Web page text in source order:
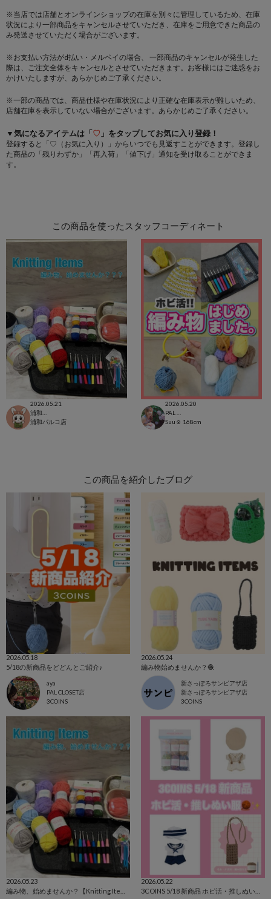
※当店では店舗とオンラインショップの在庫を別々に管理しているため、在庫
状況により一部商品をキャンセルさせていただき、在庫をご用意できた商品の
み発送させていただく場合がございます。
※お支払い方法がd払い・メルペイの場合、 一部商品のキャンセルが発生した
際は、ご注文全体をキャンセルとさせていただきます。お客様にはご迷惑をお
かけいたしますが、あらかじめご了承ください。
※一部の商品では、商品仕様や在庫状況により正確な在庫表示が難しいため、
店舗在庫を表示していない場合がございます。あらかじめご了承ください。
▼気になるアイテムは「♡ 」をタップしてお気に入り登録！
登録すると「♡（お気に入り）」からいつでも見返すことができます。登録し
た商品の「残りわずか」「再入荷」「値下げ」通知を受け取ることができま
す。
この商品を使ったスタッフコーディネート
2026.05.21
浦和パルコ店
2026.05.20
Suu☺︎ 168cm
この商品を紹介したブログ
2026.05.18
5/18の新商品をどどんとご紹介♪
aya
PAL CLOSET店
3COINS
2026.05.24
編み物始めませんか？🧶
新さっぽろサンピアザ店
新さっぽろサンピアザ店
3COINS
2026.05.23
2026.05.22